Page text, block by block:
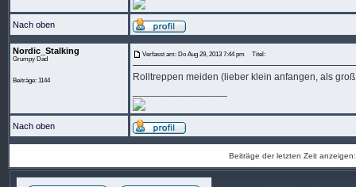
Nach oben
Nordic_Stalking
Grumpy Dad
Beiträge: 1144
Verfasst am: Do Aug 29, 2013 7:44 pm Titel:
Rolltreppen meiden (lieber klein anfangen, als
Nach oben
Beiträge der letzten Zeit